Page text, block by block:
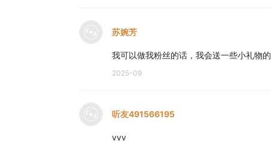
苏婉芳
我可以做我粉丝的话，我会送一些小礼物的
2025-09
听友491566195
vvv